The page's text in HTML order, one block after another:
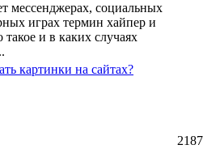
мессенджерах, социальных
играх термин хайпер и
такое и в каких случаях
картинки на сайтах?
2187